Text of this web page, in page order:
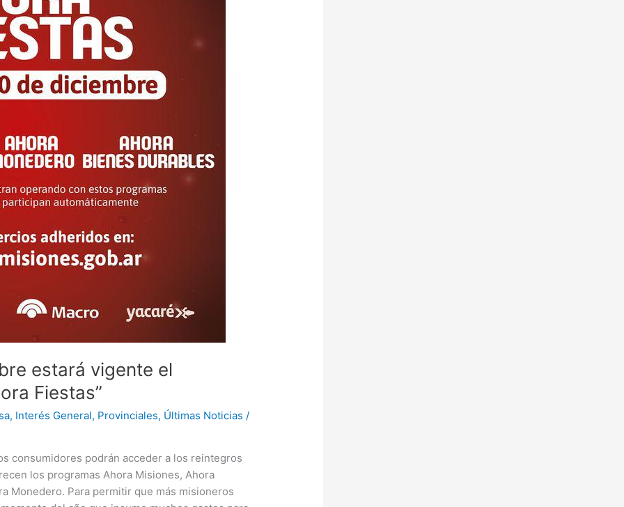
estará vigente el
Fiestas”
, Interés General, Provinciales, Últimas Noticias /
consumidores podrán acceder a los reintegros
los programas Ahora Misiones, Ahora
Monedero. Para permitir que más misioneros